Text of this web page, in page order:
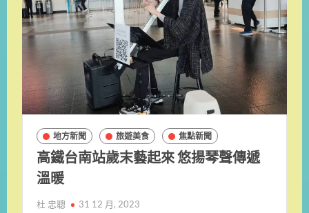
地方新聞 旅遊美食 焦點新聞
高鐵台南站歲末藝起來 悠揚琴聲傳遞
溫暖
杜 忠聰 31 12 月, 2023